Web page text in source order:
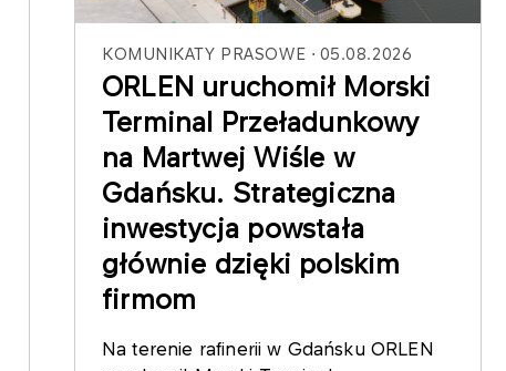
KOMUNIKATY PRASOWE 05.08.2026
ORLEN uruchomił Morski
Terminal Przeładunkowy
na Martwej Wiśle w
Gdańsku. Strategiczna
inwestycja powstała
głównie dzięki polskim
firmom
Na terenie rafinerii w Gdańsku ORLEN